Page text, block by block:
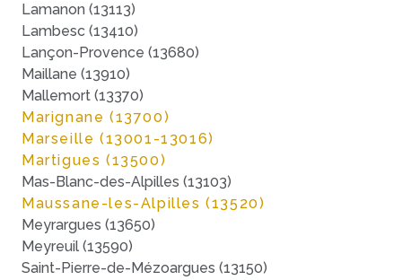
Lamanon (13113)
Lambesc (13410)
Lançon-Provence (13680)
Maillane (13910)
Mallemort (13370)
Marignane (13700)
Marseille (13001-13016)
Martigues (13500)
Mas-Blanc-des-Alpilles (13103)
Maussane-les-Alpilles (13520)
Meyrargues (13650)
Meyreuil (13590)
Saint-Pierre-de-Mézoargues (13150)